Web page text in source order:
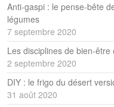
Anti-gaspi : le pense-bête
légumes
7 septembre 2020
Les disciplines de bien-
2 septembre 2020
DIY : le frigo du désert
31 août 2020